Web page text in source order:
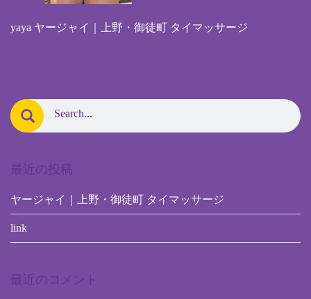
yaya ヤージャイ｜上野・御徒町 タイマッサージ
最近の投稿
ヤージャイ｜上野・御徒町 タイマッサージ
link
最近のコメント